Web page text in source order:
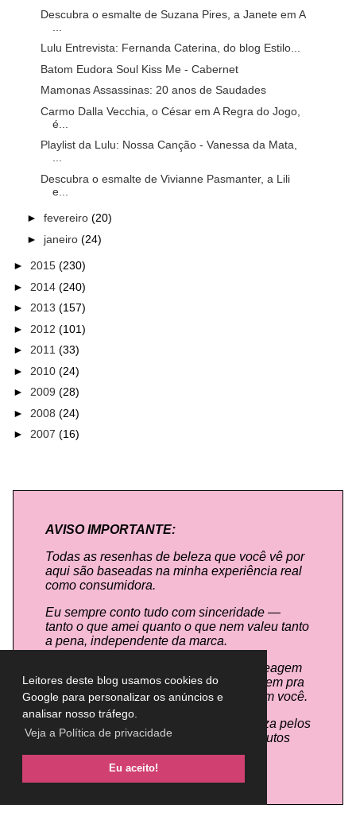
Leitores deste blog usamos cookies do
Google para personalizar os anúncios e
analisar nosso tráfego.
Veja a Política de privacidade
Eu aceito!
Descubra o esmalte de Suzana Pires, a Janete em A
Lulu Entrevista: Fernanda Caterina, do blog Estilo...
Batom Eudora Soul Kiss Me - Cabernet
Mamonas Assassinas: 20 anos de Saudades
Carmo Dalla Vecchia, o César em A Regra do Jogo,
é...
Playlist da Lulu: Nossa Canção - Vanessa da Mata,
Descubra o esmalte de Vivianne Pasmanter, a Lili
e...
► fevereiro (20)
► janeiro (24)
► 2015 (230)
► 2014 (240)
► 2013 (157)
► 2012 (101)
► 2011 (33)
► 2010 (24)
► 2009 (28)
► 2008 (24)
► 2007 (16)
AVISO IMPORTANTE:
Todas as resenhas de beleza que você vê por
aqui são baseadas na minha experiência real
como consumidora.
Eu sempre conto tudo com sinceridade —
tanto o que amei quanto o que nem valeu tanto
a pena, independente da marca.
Mas vale lembrar: cada pele e cabelo reagem
de um jeito, tá? O que funciona super bem pra
mim pode não ter o mesmo resultado em você.
Por isso, este blog não se responsabiliza pelos
resultados obtidos após o uso dos produtos
por outras pessoas.